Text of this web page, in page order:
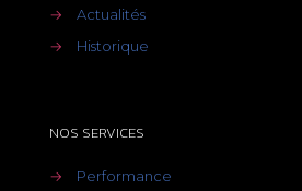
→
Actualités
→
Historique
NOS SERVICES
→
Performance